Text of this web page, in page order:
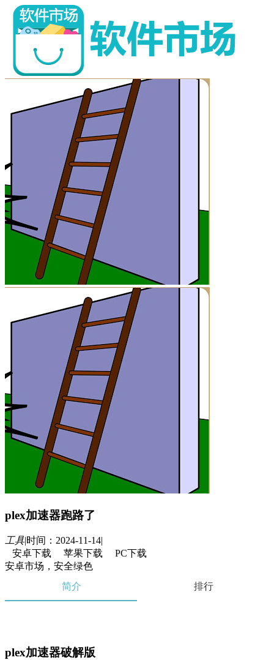
plex加速器跑路了
工具|时间：2024-11-14|
安卓下载
苹果下载
PC下载
安卓市场，安全绿色
简介
排行
plex加速器破解版